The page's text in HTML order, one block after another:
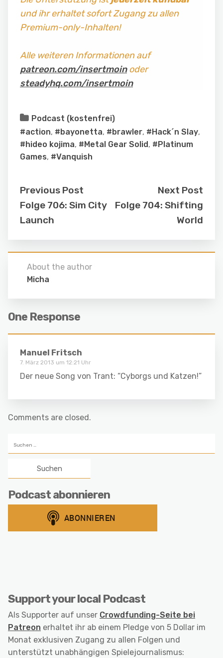
und ihr erhaltet sofort Zugang zu allen
Premium-only-Inhalten!
Alle weiteren Informationen auf
patreon.com/insertmoinoder
steadyhq.com/insertmoin
Podcast (kostenfrei)
#action, #bayonetta, #brawler, #Hack´n Slay,
#hideo kojima, #Metal Gear Solid, #Platinum
Games, #Vanquish
Previous Post
Folge 706: Sim City
Launch
Next Post
Folge 704: Shifting
World
About the author
Micha
One Response
Manuel Fritsch
7. März 2013 um 12:21 Uhr
Der neue Song von Trant: “Cyborgs und Katzen!”
Comments are closed.
nach:
Podcast abonnieren
Support your local Podcast
Als Supporter auf unser Crowdfunding-Seite bei
Patreon erhaltet ihr ab einem Pledge von 5 Dollar im
Monat exklusiven Zugang zu allen Folgen und
unterstützt unabhängigen Spielejournalismus: